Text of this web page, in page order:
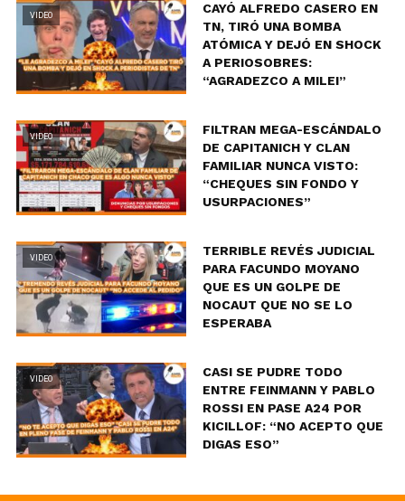
VIDEO
CAYÓ ALFREDO CASERO EN
TN, TIRÓ UNA BOMBA
ATÓMICA Y DEJÓ EN SHOCK
A PERIOSOBRES:
“AGRADEZCO A MILEI”
VIDEO
FILTRAN MEGA-ESCÁNDALO
DE CAPITANICH Y CLAN
FAMILIAR NUNCA VISTO:
“CHEQUES SIN FONDO Y
USURPACIONES”
VIDEO
TERRIBLE REVÉS JUDICIAL
PARA FACUNDO MOYANO
QUE ES UN GOLPE DE
NOCAUT QUE NO SE LO
ESPERABA
VIDEO
CASI SE PUDRE TODO
ENTRE FEINMANN Y PABLO
ROSSI EN PASE A24 POR
KICILLOF: “NO ACEPTO QUE
DIGAS ESO”